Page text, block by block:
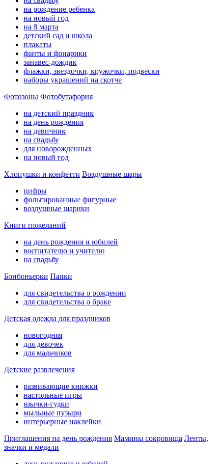
на рождение ребенка
на новый год
на 8 марта
детский сад и школа
плакаты
фанты и фонарики
занавес-дождик
флажки, звездочки, кружочки, подвески
наборы украшений на скотче
Фотозоны Фотобутафория
на детский праздник
на день рождения
на девичник
на свадьбу
для новорожденных
на новый год
Хлопушки и конфетти Воздушные шары
цифры
фольгированные фигурные
воздушные шарики
Книги пожеланий
на день рождения и юбилей
воспитателю и учителю
на свадьбу
Бонбоньерки Папки
для свидетельства о рождении
для свидетельства о браке
Детская одежда для праздников
новогодняя
для девочек
для мальчиков
Детские развлечения
развивающие книжки
настольные игры
язычки-гудки
мыльные пузыри
интерьерные наклейки
Приглашения на день рождения Мамины сокровища Ленты,
значки и медали